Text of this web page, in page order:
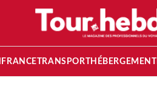
FRANCETRANSPORT HÉBERGEMENT